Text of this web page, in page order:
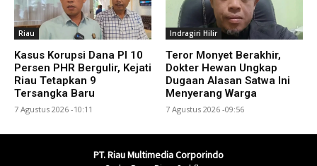
Riau
Kasus Korupsi Dana PI 10
Persen PHR Bergulir, Kejati
Riau Tetapkan 9
Tersangka Baru
7 Agustus 2026 -10:11
Indragiri Hilir
Teror Monyet Berakhir,
Dokter Hewan Ungkap
Dugaan Alasan Satwa Ini
Menyerang Warga
7 Agustus 2026 -09:56
PT. Riau Multimedia Corporindo